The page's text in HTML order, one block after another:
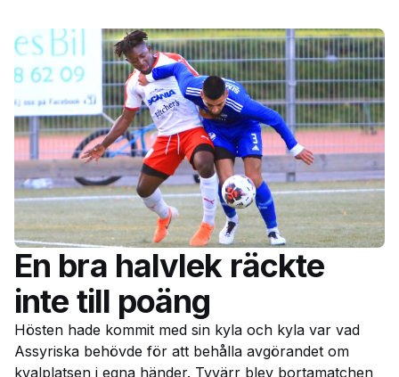
En bra halvlek räckte
inte till poäng
Hösten hade kommit med sin kyla och kyla var vad
Assyriska behövde för att behålla avgörandet om
kvalplatsen i egna händer. Tyvärr blev bortamatchen